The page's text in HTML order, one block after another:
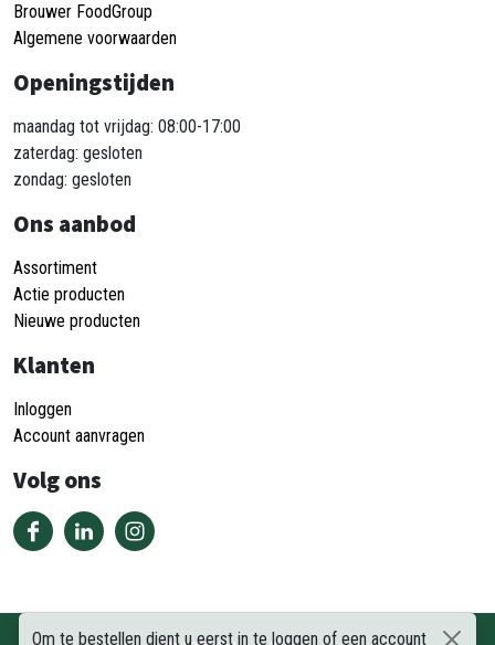
Om te bestellen dient u eerst in te loggen of een account
Brouwer FoodGroup
Algemene voorwaarden
Openingstijden
maandag tot vrijdag: 08:00-17:00
zaterdag: gesloten
zondag: gesloten
Ons aanbod
Assortiment
Actie producten
Nieuwe producten
Klanten
Inloggen
Account aanvragen
Volg ons